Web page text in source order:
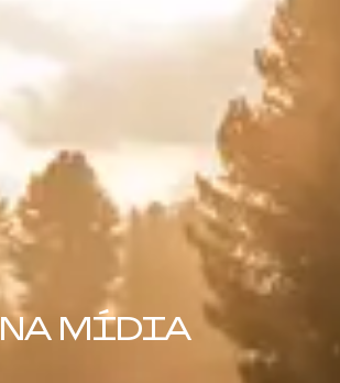
NA MÍDIA